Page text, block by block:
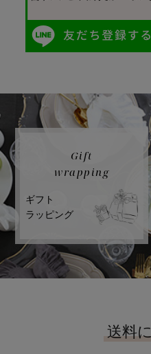
Gift
wrapping
ギフト
ラッピング
送料